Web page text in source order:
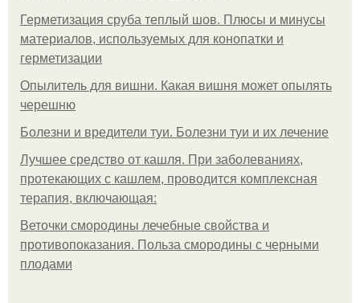
Герметизация сруба теплый шов. Плюсы и минусы
материалов, используемых для конопатки и
герметизации
Опылитель для вишни. Какая вишня может опылять
черешню
Болезни и вредители туи. Болезни туи и их лечение
Лучшее средство от кашля. При заболеваниях,
протекающих с кашлем, проводится комплексная
терапия, включающая:
Веточки смородины лечебные свойства и
противопоказания. Польза смородины с черными
плодами